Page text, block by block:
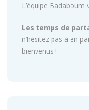
L’équipe
Les temps de
n’hésitez pas à en
bienvenus !